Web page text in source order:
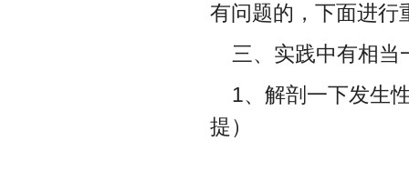
有问题的，下面进行
三、实践中有相当
1、解剖一下发生
提）